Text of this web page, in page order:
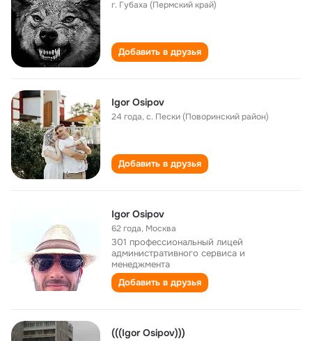
г. Губаха (Пермский край)
Добавить в друзья
Igor Osipov
24 года,с. Пески (Поворинский район)
Добавить в друзья
Igor Osipov
62 года, Москва
301 профессиональный лицей
административного сервиса и
менеджмента
Добавить в друзья
(((Igor Osipov)))